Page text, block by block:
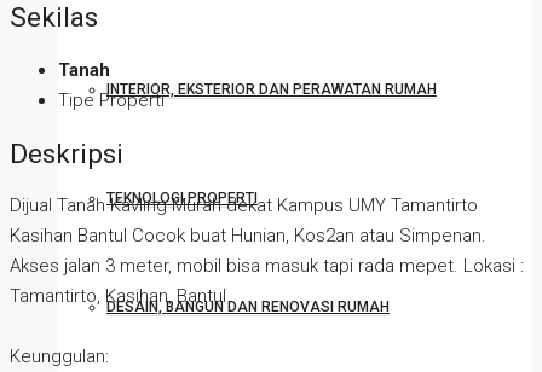
INTERIOR, EKSTERIOR DAN PERAWATAN RUMAH
TEKNOLOGI PROPERTI
DESAIN, BANGUN DAN RENOVASI RUMAH
Sekilas
Tanah
Tipe Properti
Deskripsi
Dijual Tanah Kavling Murah dekat Kampus UMY Tamantirto
Kasihan Bantul Cocok buat Hunian, Kos2an atau Simpenan.
Akses jalan 3 meter, mobil bisa masuk tapi rada mepet. Lokasi :
Tamantirto, Kasihan, Bantul
Keunggulan: